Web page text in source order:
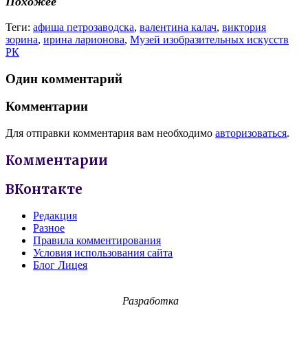
Теги: афиша петрозаводска, валентина калач, виктория
зорина, ирина ларионова, Музей изобразительных искусств
РК
Один комментарий
Комментарии
Для отправки комментария вам необходимо авторизоваться.
Комментарии
ВКонтакте
Редакция
Разное
Правила комментирования
Условия использования сайта
Блог Лицея
Разработка